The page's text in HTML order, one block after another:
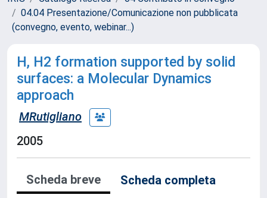
04.04 Presentazione/Comunicazione non pubblicata
(convegno, evento, webinar...)
H, H2 formation supported by solid
surfaces: a Molecular Dynamics
approach
MRutigliano
2005
Scheda breve
Scheda completa